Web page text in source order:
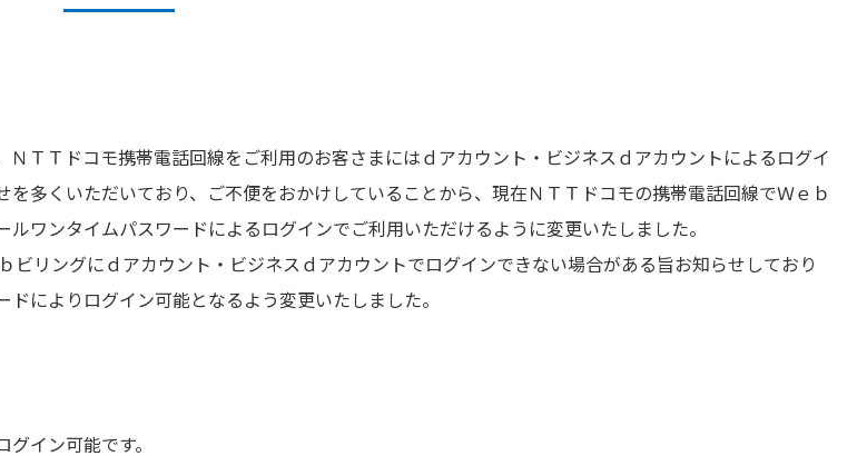
ＴＴドコモ携帯電話回線をご利用のお客さまにはｄアカウント・ビジネスｄアカウントによるログイ
多くいただいており、ご不便をおかけしていることから、現在ＮＴＴドコモの携帯電話回線でＷｅｂ
ワンタイムパスワードによるログインでご利用いただけるように変更いたしました。
リングにｄアカウント・ビジネスｄアカウントでログインできない場合がある旨お知らせしており
によりログイン可能となるよう変更いたしました。
イン可能です。